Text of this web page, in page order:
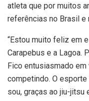
atleta que por muitos
referências no Brasil e
“Estou muito feliz em
Carapebus e a Lagoa.
Fico entusiasmado
competindo. O
sou, graças ao jiu-jitsu